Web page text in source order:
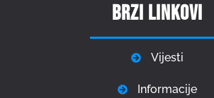
Brzi linkovi
Vijesti
Informacije